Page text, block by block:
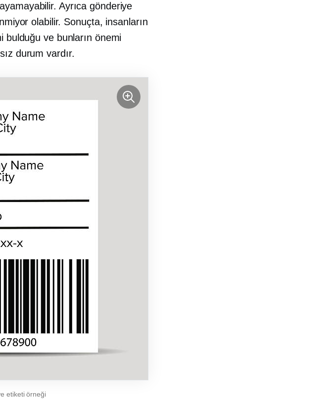
Ayrıca gönderiye
olabilir. Sonuçta, insanların
bulduğu ve bunların önemi
durum vardır.
etiketi örneği